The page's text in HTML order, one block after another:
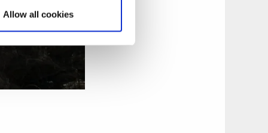
Allow all cookies